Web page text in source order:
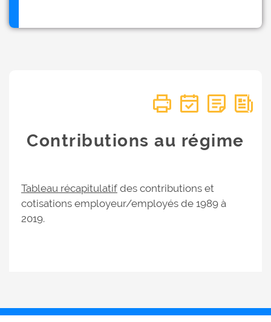
Contributions au régime
Tableau récapitulatif des contributions et
cotisations employeur/employés de 1989 à
2019.